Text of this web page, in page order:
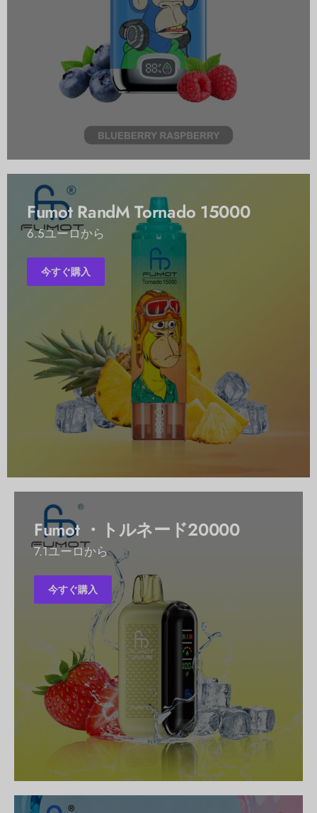
Fumot RandM Tornado 15000
6.5ユーロから
今すぐ購入
Fumot ・トルネード20000
7.1ユーロから
今すぐ購入